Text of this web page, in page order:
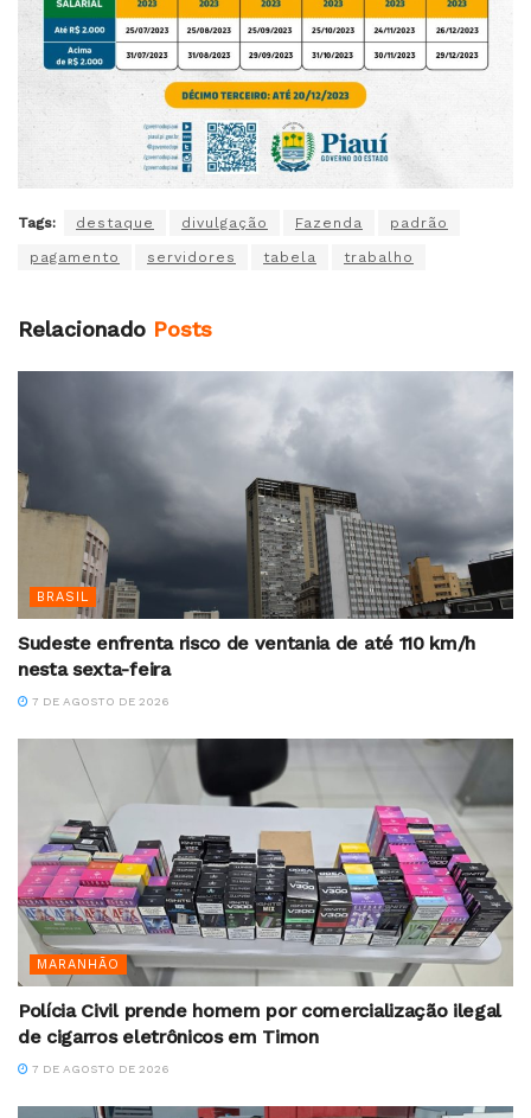
Tags: destaque divulgação Fazenda padrão
pagamento servidores tabela trabalho
Relacionado Posts
BRASIL
Sudeste enfrenta risco de ventania de até 110 km/h
nesta sexta-feira
7 DE AGOSTO DE 2026
MARANHÃO
Polícia Civil prende homem por comercialização ilegal
de cigarros eletrônicos em Timon
7 DE AGOSTO DE 2026